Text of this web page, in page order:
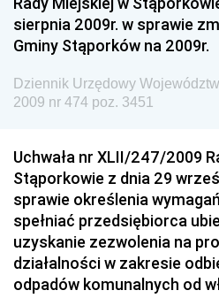
Dziennik Urzędowy Ministra
Żeglugi Śródlądowej
Dziennik Urzędowy Ministra
Dziennik Urzędowy Ministra
Dziennik Urzędowy Ministra
Dziennik Urzędowy
Dziennik Urzędowy Prezesa
Kolejowego
Dziennik Urzędowy Ministra
sierpnia 2009r. w sprawie
Gminy Stąporków na 2009r.
Dziennik Urzędowy
2009 nr 474 poz. 3451
Uchwała nr XLII/247/2009
Stąporkowie z dnia 29
sprawie określenia
spełniać przedsiębiorca
uzyskanie zezwolenia na
działalności w zakresie
odpadów komunalnych od